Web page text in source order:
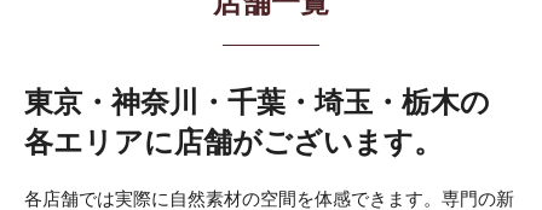
東京・神奈川・千葉・埼玉・栃木の
各エリアに店舗がございます。
各店舗では実際に自然素材の空間を体感できます。専門の新